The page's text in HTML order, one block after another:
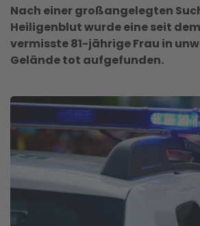
Nach einer großangelegten
Heiligenblut wurde eine seit dem
vermisste 81-jährige Frau in
Gelände tot aufgefunden.